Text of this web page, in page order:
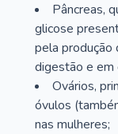
Pâncreas,
glicose
pela produção
digestão e em
Ovários,
óvulos
nas mulheres;